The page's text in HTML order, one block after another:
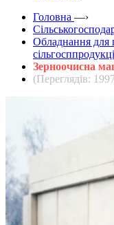
Головна —›
Обладнання для
Зерноочисна
(Переглядів: